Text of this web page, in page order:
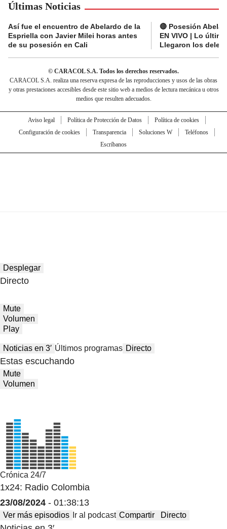
Últimas Noticias
Así fue el encuentro de Abelardo de la
Espriella con Javier Milei horas antes
de su posesión en Cali
🔴 Posesión
EN VIVO | Lo
Llegaron los
© CARACOL S.A. Todos los derechos reservados.
CARACOL S.A. realiza una reserva expresa de las reproducciones y usos de las obras
y otras prestaciones accesibles desde este sitio web a medios de lectura mecánica u otros
medios que resulten adecuados.
Aviso legal Política de Protección de Datos
Política de cookies
Configuración de cookies
Transparencia Soluciones W
Teléfonos
Escríbanos
Desplegar
Directo
Mute
Volumen
Play
Noticias en 3′ Últimos programas Directo
Estas escuchando
Mute
Volumen
Crónica 24/7
1x24: Radio Colombia
23/08/2024 - 01:38:13
Ver más episodios Ir al podcast Compartir Directo